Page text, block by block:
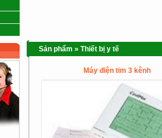
Sản phẩm » Thiết bị y tế
Máy điện tim 3 kênh